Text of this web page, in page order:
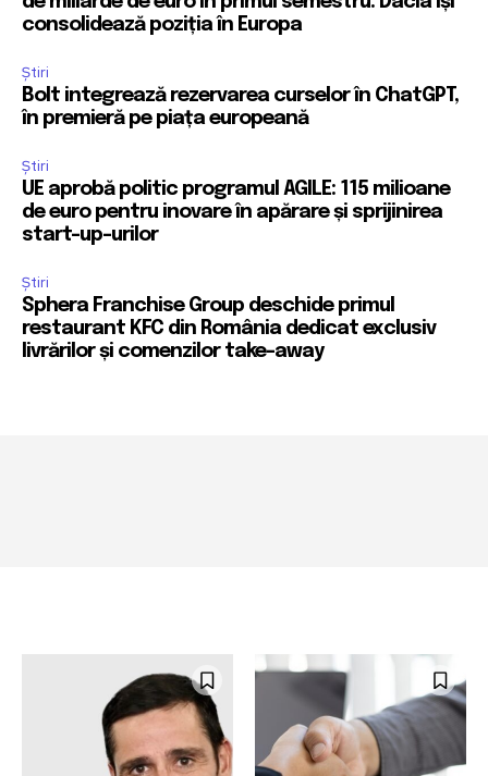
consolidează poziția în Europa
Știri
Bolt integrează rezervarea curselor în ChatGPT,
în premieră pe piața europeană
Știri
UE aprobă politic programul AGILE: 115 milioane
de euro pentru inovare în apărare și sprijinirea
start-up-urilor
Știri
Sphera Franchise Group deschide primul
restaurant KFC din România dedicat exclusiv
livrărilor și comenzilor take-away